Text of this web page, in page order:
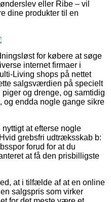
eller Ribe – vil
dine produkter til en
for købere at søge
internet firmaer i
Living shops på nettet
salgsværdien på specielt
og drenge, og samtidig
endda nogle gange sikre
at efterse nogle
grebsfri udtræksskab b:
forud for at du
at få den prisbilligste
at i tilfælde af at en online
salgspris som virker